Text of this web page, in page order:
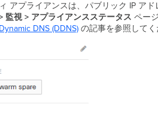
アプライアンスは、パブリック IP ア
監視 > アプライアンスステータス ペー
Dynamic DNS (DDNS) の記事を参照して